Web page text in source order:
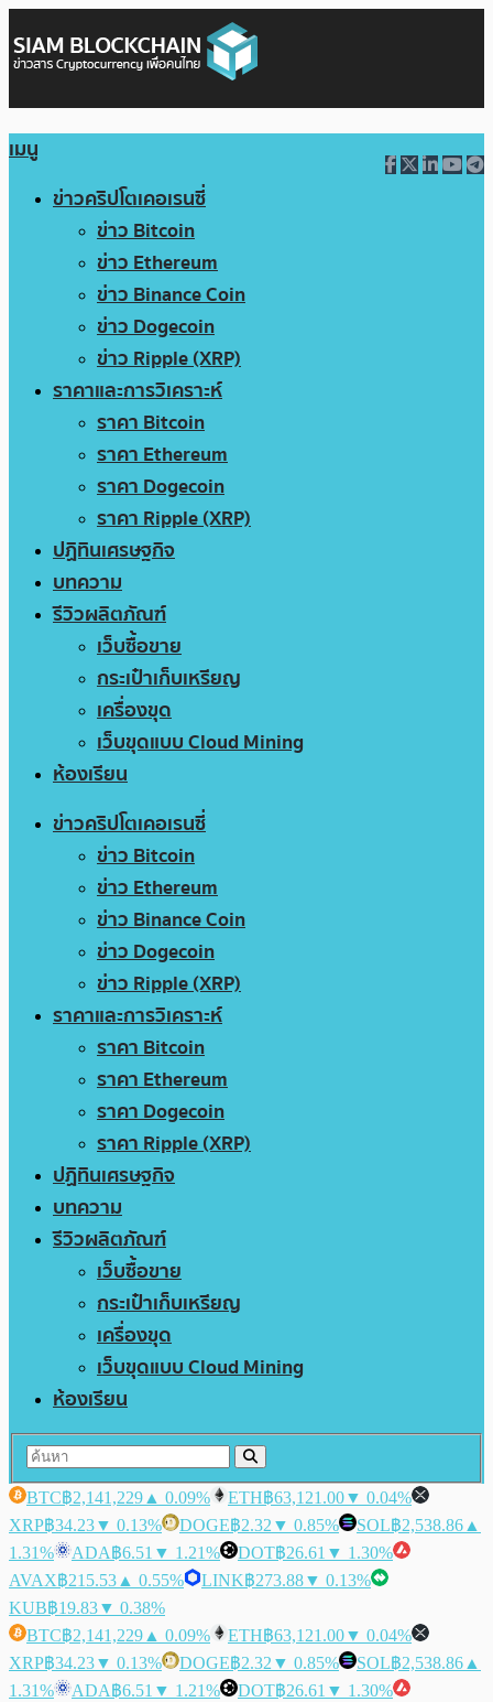
เมนู
ข่าวคริปโตเคอเรนซี่
ข่าว Bitcoin
ข่าว Ethereum
ข่าว Binance Coin
ข่าว Dogecoin
ข่าว Ripple (XRP)
ราคาและการวิเคราะห์
ราคา Bitcoin
ราคา Ethereum
ราคา Dogecoin
ราคา Ripple (XRP)
ปฏิทินเศรษฐกิจ
บทความ
รีวิวผลิตภัณฑ์
เว็บซื้อขาย
กระเป๋าเก็บเหรียญ
เครื่องขุด
เว็บขุดแบบ Cloud Mining
ห้องเรียน
ข่าวคริปโตเคอเรนซี่
ข่าว Bitcoin
ข่าว Ethereum
ข่าว Binance Coin
ข่าว Dogecoin
ข่าว Ripple (XRP)
ราคาและการวิเคราะห์
ราคา Bitcoin
ราคา Ethereum
ราคา Dogecoin
ราคา Ripple (XRP)
ปฏิทินเศรษฐกิจ
บทความ
รีวิวผลิตภัณฑ์
เว็บซื้อขาย
กระเป๋าเก็บเหรียญ
เครื่องขุด
เว็บขุดแบบ Cloud Mining
ห้องเรียน
BTC฿2,141,229 ▲ 0.09% ETH฿63,121.00▼ 0.04%
XRP฿34.23▼ 0.13% DOGE฿2.32 ▼ 0.85% SOL฿2,538.86 ▲
1.31%
ADA฿6.51 ▼ 1.21% DOT฿26.61 ▼ 1.30%
AVAX฿215.53 ▲ 0.55% LINK฿273.88▼ 0.13%
KUB฿19.83▼ 0.38%
BTC฿2,141,229 ▲ 0.09% ETH฿63,121.00▼ 0.04%
XRP฿34.23▼ 0.13% DOGE฿2.32 ▼ 0.85% SOL฿2,538.86 ▲
1.31%
ADA฿6.51 ▼ 1.21% DOT฿26.61 ▼ 1.30%